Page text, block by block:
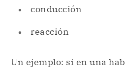
conducción
reacción
Un ejemplo: si en una